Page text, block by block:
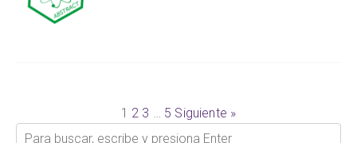
1 2 3 … 5 Siguiente »